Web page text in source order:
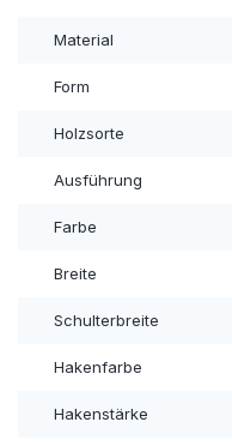
Material
Form
Holzsorte
Ausführung
Farbe
Breite
Schulterbreite
Hakenfarbe
Hakenstärke